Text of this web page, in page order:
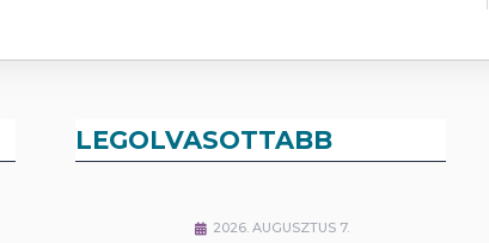
LEGOLVASOTTABB
2026. AUGUSZTUS 7.